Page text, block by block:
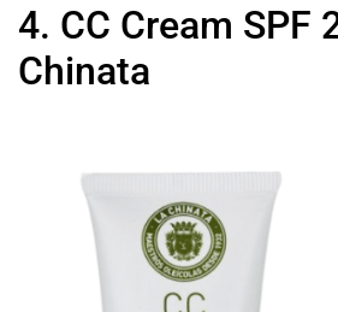
4. CC Cream SPF
Chinata